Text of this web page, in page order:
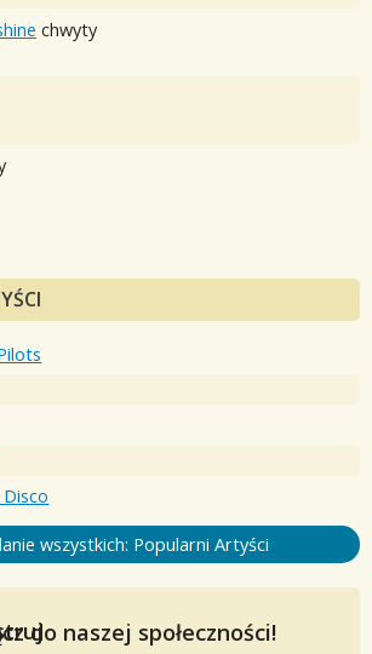
chwyty
wszystkich: Popularni Artyści
do naszej społeczności!